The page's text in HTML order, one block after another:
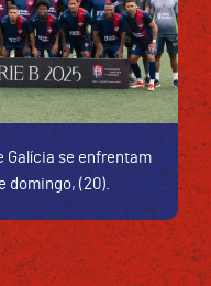
Galícia se enfrentam
domingo, (20).